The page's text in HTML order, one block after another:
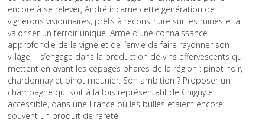
encore à se relever, André incarne cette génération de
vignerons visionnaires, prêts à reconstruire sur les ruines et à
valoriser un terroir unique. Armé d’une connaissance
approfondie de la vigne et de l’envie de faire rayonner son
village, il s’engage dans la production de vins effervescents qui
mettent en avant les cépages phares de la région : pinot noir,
chardonnay et pinot meunier. Son ambition ? Proposer un
champagne qui soit à la fois représentatif de Chigny et
accessible, dans une France où les bulles étaient encore
souvent un produit de rareté.